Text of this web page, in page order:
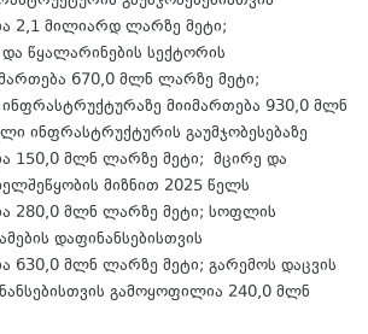
2,1 მილიარდ ლარზე მეტი;
წყალარინების სექტორის
670,0 მლნ ლარზე მეტი;
მიიმართება 930,0 მლნ
ინფრასტრუქტურის გაუმჯობესებაზე
150,0 მლნ ლარზე მეტი; მცირე და
მიზნით 2025 წელს
280,0 მლნ ლარზე მეტი; სოფლის
დაფინანსებისთვის
630,0 მლნ ლარზე მეტი; გარემოს დაცვის
გამოყოფილია 240,0 მლნ